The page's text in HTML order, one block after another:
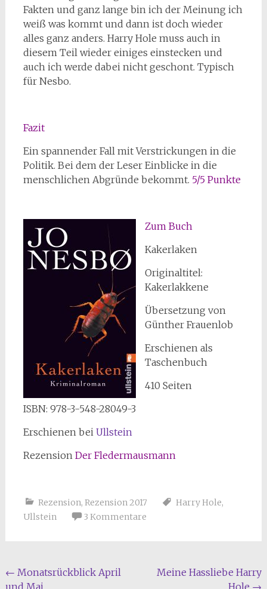
Fakten und ganz lange bin ich der Meinung ich
weiß was kommt und dann ist doch wieder
alles ganz anders. Harry Hole muss auch in
diesem Teil wieder einiges einstecken und
auch ich werde dabei nicht geschont. Typisch
für Nesbo.
Fazit
Ein spannender Fall mit Verstrickungen in die
Politik. Bei dem der Leser Einblicke in die
menschlichen Abgründe bekommt. 5/5 Punkte
Zum Buch
Kakerlaken
Originaltitel:
Kakerlakkene
Übersetzung von
Günther Frauenlob
Erschienen als
Taschenbuch
410 Seiten
ISBN: 978-3-548-28049-3
Erschienen bei Ullstein
Rezension Der Fledermausmann
Rezension, Rezension 2017 Harry Hole,
Ullstein
3 Kommentare
Beitragsnavigation
← Monatsrückblick April
und Mai
Meine Hassliebe Harry
Hole →